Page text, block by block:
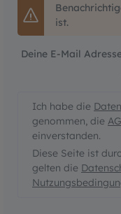
ist.
Diese Seite ist
gelten die
Ich habe die
genommen, die
einverstanden.
Deine E-Mail Adresse